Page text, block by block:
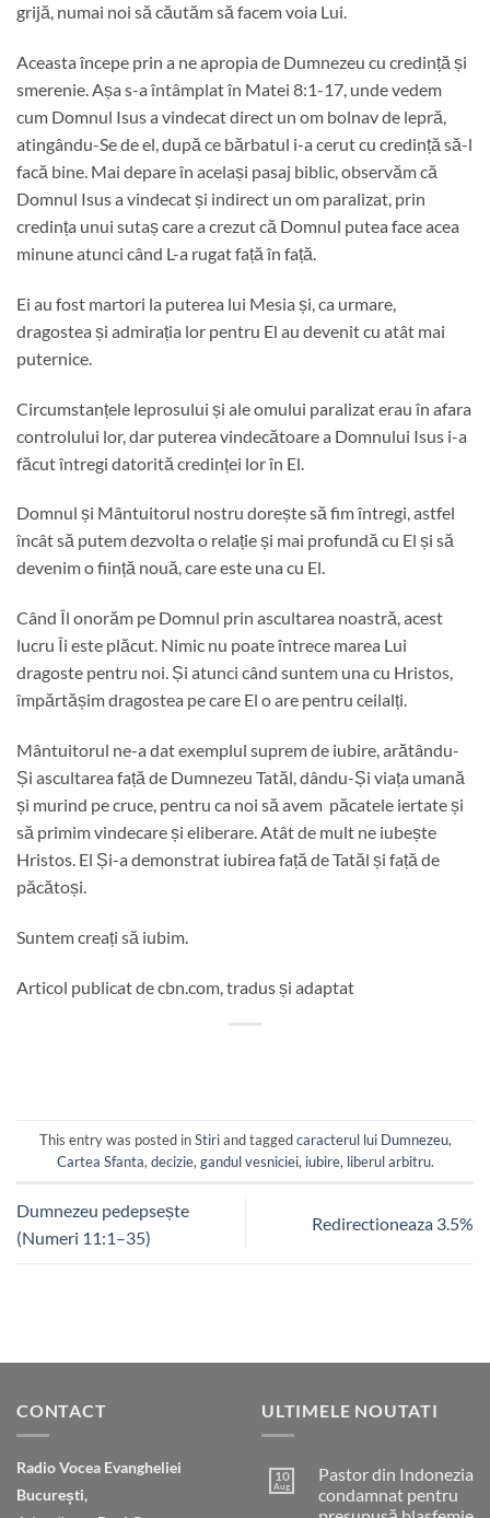
grijă, numai noi să căutăm să facem voia Lui.
Aceasta începe prin a ne apropia de Dumnezeu cu credință și
smerenie. Așa s-a întâmplat în Matei 8:1-17, unde vedem
cum Domnul Isus a vindecat direct un om bolnav de lepră,
atingându-Se de el, după ce bărbatul i-a cerut cu credință să-l
facă bine. Mai depare în același pasaj biblic, observăm că
Domnul Isus a vindecat și indirect un om paralizat, prin
credința unui sutaș care a crezut că Domnul putea face acea
minune atunci când L-a rugat față în față.
Ei au fost martori la puterea lui Mesia și, ca urmare,
dragostea și admirația lor pentru El au devenit cu atât mai
puternice.
Circumstanțele leprosului și ale omului paralizat erau în afara
controlului lor, dar puterea vindecătoare a Domnului Isus i-a
făcut întregi datorită credinței lor în El.
Domnul și Mântuitorul nostru dorește să fim întregi, astfel
încât să putem dezvolta o relație și mai profundă cu El și să
devenim o ființă nouă, care este una cu El.
Când Îl onorăm pe Domnul prin ascultarea noastră, acest
lucru Îi este plăcut. Nimic nu poate întrece marea Lui
dragoste pentru noi. Și atunci când suntem una cu Hristos,
împărtășim dragostea pe care El o are pentru ceilalți.
Mântuitorul ne-a dat exemplul suprem de iubire, arătându-
Și ascultarea față de Dumnezeu Tatăl, dându-Și viața umană
și murind pe cruce, pentru ca noi să avem păcatele iertate și
să primim vindecare și eliberare. Atât de mult ne iubește
Hristos. El Și-a demonstrat iubirea față de Tatăl și față de
păcătoși.
Suntem creați să iubim.
Articol publicat de cbn.com, tradus și adaptat
This entry was posted inStiriand taggedcaracterul lui Dumnezeu,
Cartea Sfanta, decizie, gandul vesniciei, iubire, liberul arbitru.
Dumnezeu pedepsește
(Numeri 11:1–35)
Redirectioneaza 3.5%
CONTACT
Radio Vocea Evangheliei
București,
ULTIMELE NOUTATI
10
Aug
Pastor din Indonezia
condamnat pentru